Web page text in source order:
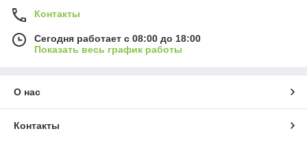
Контакты
Сегодня работает с 08:00 до 18:00
Показать весь график работы
О нас
Контакты